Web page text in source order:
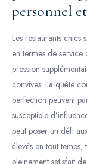
personnel
Les restaurants chics
en termes de
pression
convives. La quête
perfection peuvent
susceptible
peut poser un défi
élevés en tout